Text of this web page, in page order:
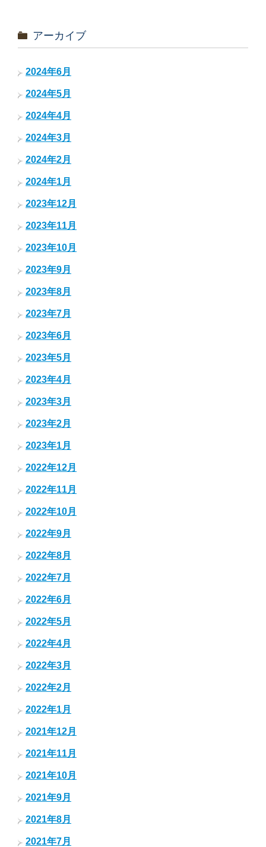
アーカイブ
2024年6月
2024年5月
2024年4月
2024年3月
2024年2月
2024年1月
2023年12月
2023年11月
2023年10月
2023年9月
2023年8月
2023年7月
2023年6月
2023年5月
2023年4月
2023年3月
2023年2月
2023年1月
2022年12月
2022年11月
2022年10月
2022年9月
2022年8月
2022年7月
2022年6月
2022年5月
2022年4月
2022年3月
2022年2月
2022年1月
2021年12月
2021年11月
2021年10月
2021年9月
2021年8月
2021年7月